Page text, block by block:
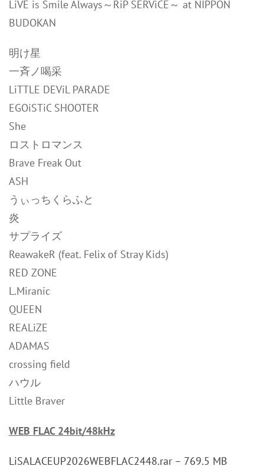
LiVE is Smile Always～RiP SERViCE～ at NIPPON
BUDOKAN
明け星
一斉ノ喝采
LiTTLE DEViL PARADE
EGOiSTiC SHOOTER
She
ロストロマンス
Brave Freak Out
ASH
うぃっちくらふと
炎
サプライズ
ReawakeR (feat. Felix of Stray Kids)
RED ZONE
L.Miranic
QUEEN
REALiZE
ADAMAS
crossing field
ハウル
Little Braver
WEB FLAC 24bit/48kHz
LiSALACEUP2026WEBFLAC2448.rar – 769.5 MB